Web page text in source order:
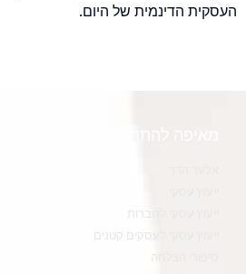
העסקית הדינמית של היום.
ייעוץ עסקי לחברות
ייעוץ עסקי לעסקים קטנים
סיפורי הצלחה